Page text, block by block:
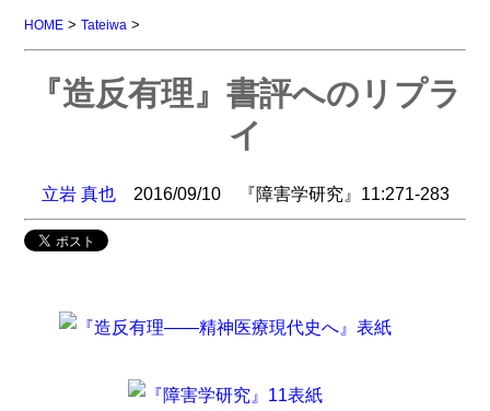
HOME >Tateiwa >
『造反有理』書評へのリプラ
イ
立岩 真也2016/09/10 『障害学研究』11:271-283